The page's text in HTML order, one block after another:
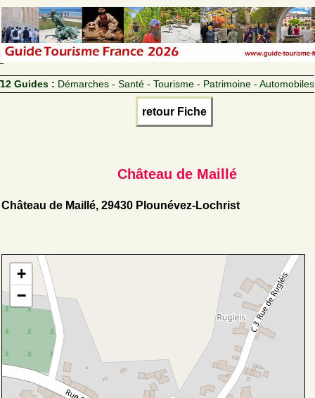
12 Guides : Démarches - Santé - Tourisme - Patrimoine - Automobiles
retour Fiche
Château de Maillé
Château de Maillé, 29430 Plounévez-Lochrist
+
−